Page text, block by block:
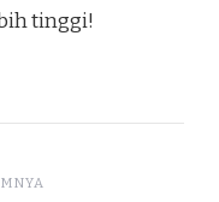
tinggi!